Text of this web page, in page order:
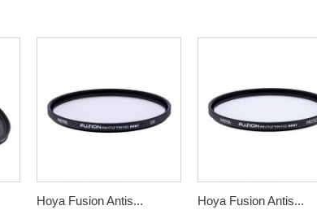
Hoya Fusion Antis... Hoya Fusion Antis...